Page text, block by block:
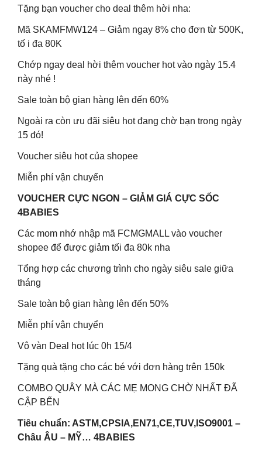
Tặng bạn voucher cho deal thêm hời nha:
Mã SKAMFMW124 – Giảm ngay 8% cho đơn từ 500K,
tố i đa 80K
Chớp ngay deal hời thêm voucher hot vào ngày 15.4
này nhé !
Sale toàn bộ gian hàng lên đến 60%
Ngoài ra còn ưu đãi siêu hot đang chờ bạn trong ngày
15 đó!
Voucher siêu hot của shopee
Miễn phí vận chuyển
VOUCHER CỰC NGON – GIẢM GIÁ CỰC SỐC
4BABIES
Các mom nhớ nhập mã FCMGMALL vào voucher
shopee để được giảm tối đa 80k nha
Tổng hợp các chương trình cho ngày siêu sale giữa
tháng
Sale toàn bộ gian hàng lên đến 50%
Miễn phí vận chuyển
Vô vàn Deal hot lúc 0h 15/4
Tặng quà tặng cho các bé với đơn hàng trên 150k
COMBO QUÂY MÀ CÁC MẸ MONG CHỜ NHẤT ĐÃ
CẬP BẾN
Tiêu chuẩn: ASTM,CPSIA,EN71,CE,TUV,ISO9001 –
Châu ÂU – MỸ… 4BABIES